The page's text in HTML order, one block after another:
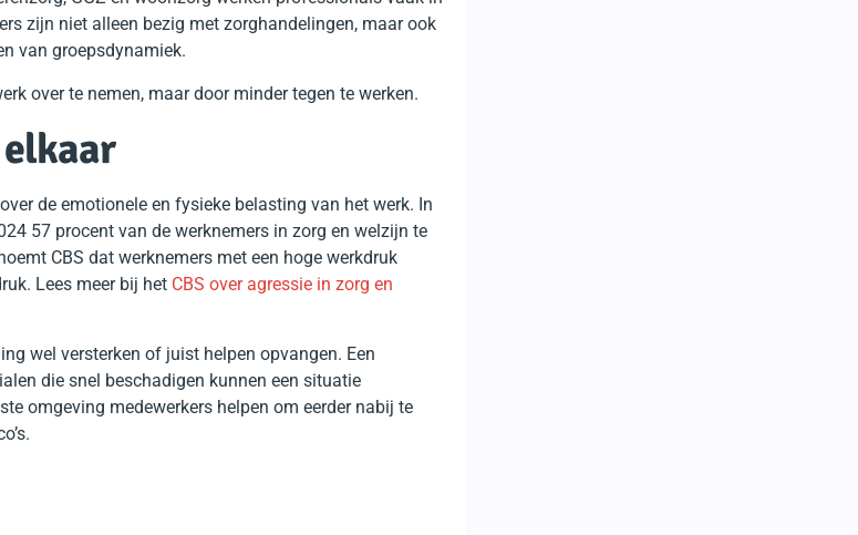
zijn niet alleen bezig met zorghandelingen, maar ook
van groepsdynamiek.
over te nemen, maar door minder tegen te werken.
de emotionele en fysieke belasting van het werk. In
57 procent van de werknemers in zorg en welzijn te
CBS dat werknemers met een hoge werkdruk
Lees meer bij het CBS over agressie in zorg en
wel versterken of juist helpen opvangen. Een
die snel beschadigen kunnen een situatie
omgeving medewerkers helpen om eerder nabij te